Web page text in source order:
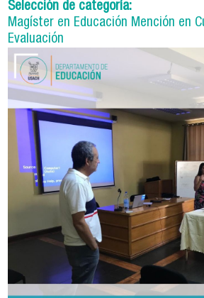
Selección de categoría:
Magíster en Educación Mención en
Evaluación